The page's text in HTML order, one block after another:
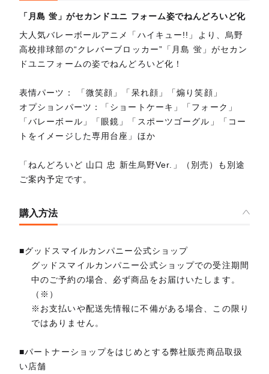
「月島 蛍」がセカンドユニ フォーム姿でねんどろいど化
大人気バレーボールアニメ「ハイキュー!!」より、烏野
高校排球部の“クレバーブロッカー”「月島 蛍」がセカン
ドユニフォームの姿でねんどろいど化！
表情パーツ： 「微笑顔」「呆れ顔」「煽り笑顔」
オプションパーツ：「ショートケーキ」「フォーク」
「バレーボール」「眼鏡」「スポーツゴーグル」「コー
トをイメージした専用台座」ほか
「ねんどろいど 山口 忠 新生烏野Ver.」（別売）も別途
ご案内予定です。
購入方法
■グッドスマイルカンパニー公式ショップ
グッドスマイルカンパニー公式ショップでの受注期間
中のご予約の場合、必ず商品をお届けいたします。
（※）
※お支払いや配送先情報に不備がある場合、この限り
ではありません。
■パートナーショップをはじめとする弊社販売商品取扱
い店舗